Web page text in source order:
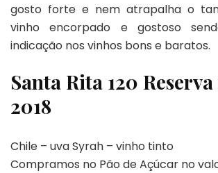
gosto forte e nem atrapalha o
vinho encorpado e gostoso
indicação nos vinhos bons e baratos.
Santa Rita 120
2018
Chile – uva Syrah – vinho tinto
Compramos no Pão de Açúcar no